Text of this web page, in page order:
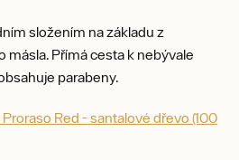
složením na základu z
Přímá cesta k nebývale
parabeny.
Red - santalové dřevo (100